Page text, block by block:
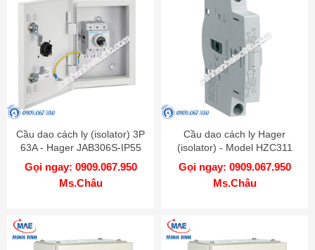
Cầu dao cách ly (isolator) 3P
63A - Hager JAB306S-IP55
Gọi ngay: 0909.067.950
Ms.Châu
Cầu dao cách ly Hager
(isolator) - Model HZC311
Gọi ngay: 0909.067.950
Ms.Châu